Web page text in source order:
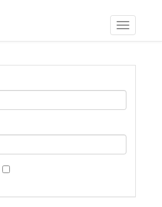
Toggle